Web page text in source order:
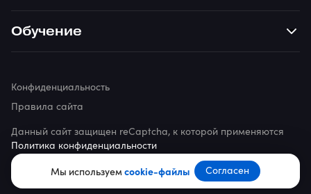
Мы используемcookie-файлы Согласен
Обучение
© 2026 ppc.world
Данный сайт защищен reCaptcha, к которой применяются
Политика конфиденциальности
Конфиденциальность
Правила сайта